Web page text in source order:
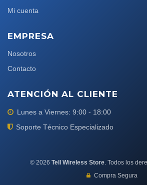
Mi cuenta
EMPRESA
Nosotros
Contacto
ATENCIÓN AL CLIENTE
Lunes a Viernes: 9:00 - 18:00
Soporte Técnico Especializado
© 2026 Tell Wireless Store. Todos los
Compra Segura